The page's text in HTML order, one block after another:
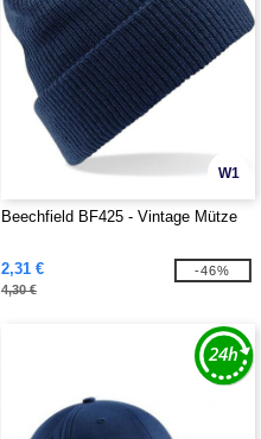
W1
Beechfield BF425 - Vintage Mütze
2,31 €
4,30 €
-46%